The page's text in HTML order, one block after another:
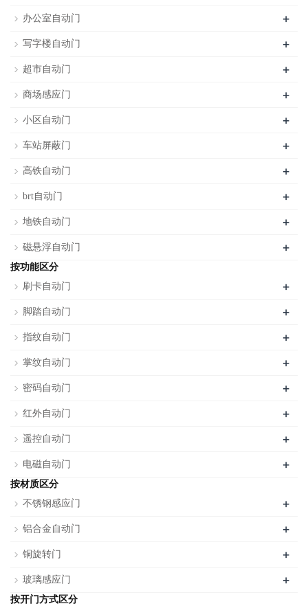
办公室自动门 +
写字楼自动门 +
超市自动门 +
商场感应门 +
小区自动门 +
车站屏蔽门 +
高铁自动门 +
brt自动门 +
地铁自动门 +
磁悬浮自动门 +
按功能区分
刷卡自动门
+
脚踏自动门 +
指纹自动门 +
掌纹自动门 +
密码自动门 +
红外自动门 +
遥控自动门 +
电磁自动门 +
按材质区分
不锈钢感应门
+
铝合金自动门 +
铜旋转门 +
玻璃感应门 +
按开门方式区分